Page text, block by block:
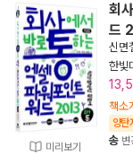
미리보기
회
드
신면
한빛
책소
양탄
송 변